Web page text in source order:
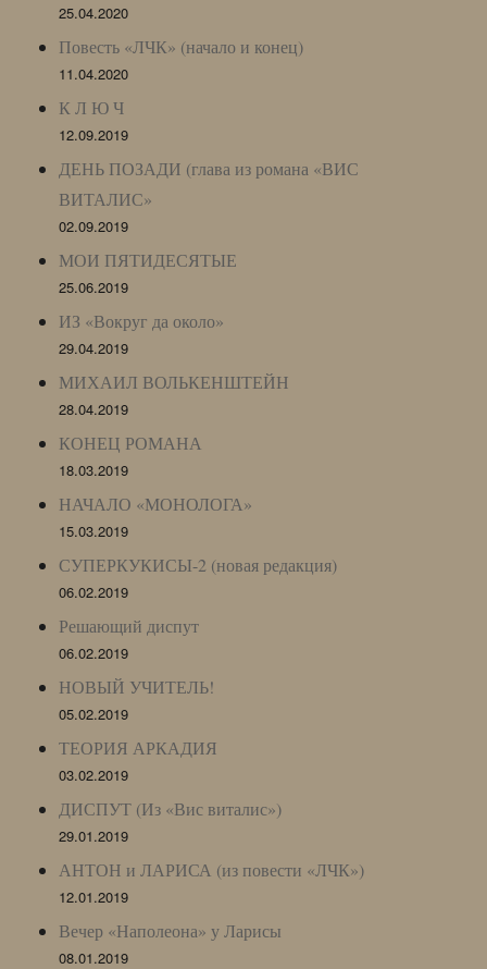
25.04.2020
Повесть «ЛЧК» (начало и конец)
11.04.2020
К Л Ю Ч
12.09.2019
ДЕНЬ ПОЗАДИ (глава из романа «ВИС
ВИТАЛИС»
02.09.2019
МОИ ПЯТИДЕСЯТЫЕ
25.06.2019
ИЗ «Вокруг да около»
29.04.2019
МИХАИЛ ВОЛЬКЕНШТЕЙН
28.04.2019
КОНЕЦ РОМАНА
18.03.2019
НАЧАЛО «МОНОЛОГА»
15.03.2019
СУПЕРКУКИСЫ-2 (новая редакция)
06.02.2019
Решающий диспут
06.02.2019
НОВЫЙ УЧИТЕЛЬ!
05.02.2019
ТЕОРИЯ АРКАДИЯ
03.02.2019
ДИСПУТ (Из «Вис виталис»)
29.01.2019
АНТОН и ЛАРИСА (из повести «ЛЧК»)
12.01.2019
Вечер «Наполеона» у Ларисы
08.01.2019